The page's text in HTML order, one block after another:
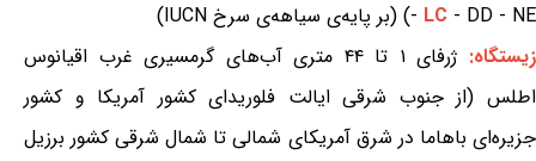
- LC - DD - NE) (بر پایه‌ی سیاهه‌ی سرخ IUCN)
زیستگاه:
ژرفای ۱ تا ۴۴ متری آب‌های گرمسیری غرب اقیانوس
اطلس (از جنوب شرقی ایالت فلوریدای کشور آمریکا و کشور
جزیره‌ای باهاما در شرق آمریکای شمالی تا شمال شرقی کشور برزیل